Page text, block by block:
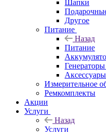
Шапки
Другое
Питание
Назад
Питание
Измерительное
Ремкомплекты
Акции
Услуги
Назад
Услуги